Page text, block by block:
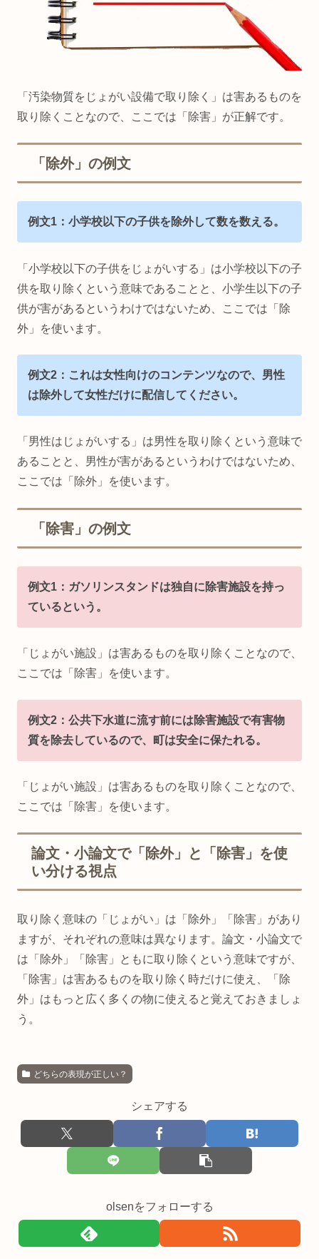
「汚染物質をじょがい設備で取り除く」は害あるものを
取り除くことなので、ここでは「除害」が正解です。
「除外」の例文
例文1：小学校以下の子供を除外して数を数える。
「小学校以下の子供をじょがいする」は小学校以下の子
供を取り除くという意味であることと、小学生以下の子
供が害があるというわけではないため、ここでは「除
外」を使います。
例文2：これは女性向けのコンテンツなので、男性
は除外して女性だけに配信してください。
「男性はじょがいする」は男性を取り除くという意味で
あることと、男性が害があるというわけではないため、
ここでは「除外」を使います。
「除害」の例文
例文1：ガソリンスタンドは独自に除害施設を持っ
ているという。
「じょがい施設」は害あるものを取り除くことなので、
ここでは「除害」を使います。
例文2：公共下水道に流す前には除害施設で有害物
質を除去しているので、町は安全に保たれる。
「じょがい施設」は害あるものを取り除くことなので、
ここでは「除害」を使います。
論文・小論文で「除外」と「除害」を使
い分ける視点
取り除く意味の「じょがい」は「除外」「除害」があり
ますが、それぞれの意味は異なります。論文・小論文で
は「除外」「除害」ともに取り除くという意味ですが、
「除害」は害あるものを取り除く時だけに使え、「除
外」はもっと広く多くの物に使えると覚えておきましょ
う。
どちらの表現が正しい？
シェアする
olsenをフォローする